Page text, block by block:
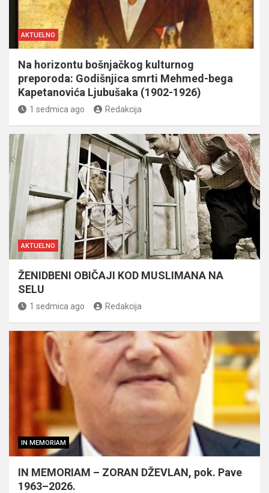
AKTUELNO
Na horizontu bošnjačkog kulturnog
preporoda: Godišnjica smrti Mehmed-bega
Kapetanovića Ljubušaka (1902-1926)
1 sedmica ago Redakcija
AKTUELNO
ŽENIDBENI OBIČAJI KOD MUSLIMANA NA
SELU
1 sedmica ago Redakcija
IN MEMORIAM
IN MEMORIAM – ZORAN DŽEVLAN, pok. Pave
1963–2026.